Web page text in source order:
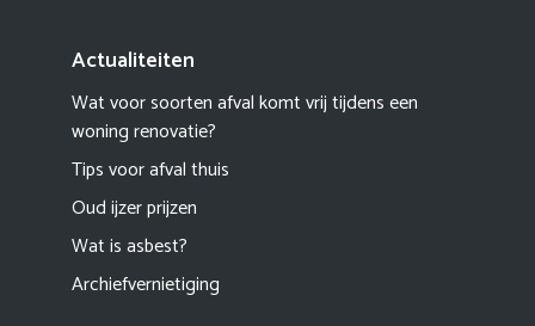
Actualiteiten
Wat voor soorten afval komt vrij tijdens een
woning renovatie?
Tips voor afval thuis
Oud ijzer prijzen
Wat is asbest?
Archiefvernietiging